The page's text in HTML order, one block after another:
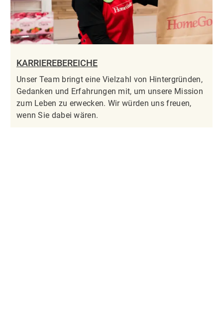
KARRIEREBEREICHE
Unser Team bringt eine Vielzahl von Hintergründen,
Gedanken und Erfahrungen mit, um unsere Mission
zum Leben zu erwecken. Wir würden uns freuen,
wenn Sie dabei wären.